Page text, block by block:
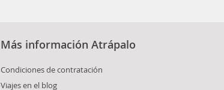
Más información Atrápalo
Condiciones de contratación
Viajes en el blog